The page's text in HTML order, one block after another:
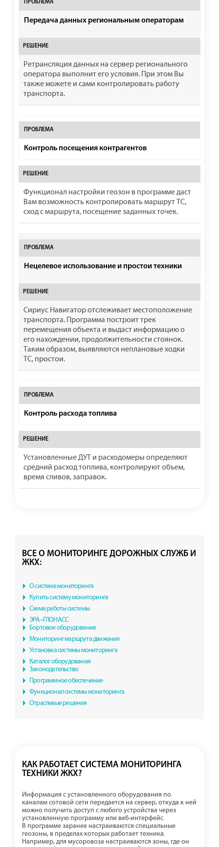
Передача данных региональным операторам
Ретрансляция данных на сервер регионального
оператора выполнит его условия. При этом Вы
также можете и сами контролировать работу
транспорта.
Контроль посещения контрагентов
Функционал настройки геозон в программе даст
Вам возможность контролировать маршрут ТС,
сход с маршрута, посещение заданных точек.
Нецелевое использование и простои техники
Сириус Навигатор отслеживает местоположение
транспорта. Программа построит трек
перемещения объекта и выдаст информацию о
его нахождении, продолжительности стоянок.
Таким образом, выявляются неплановые ходки
ТС, простои.
Контроль расхода топлива
Установленные ДУТ и расходомеры определяют
средний расход топлива, контролируют объем,
время сливов, заправок.
ВСЕ О МОНИТОРИНГЕ ДОРОЖНЫХ СЛУЖБ И
ЖКХ:
О системе мониторинга
Купить систему мониторинга
Схема работы системы
ЭРА–ГЛОНАСС
Бортовое оборудование
Мониторинг маршрута движения
Установка системы мониторинга
Каталог оборудования
Законодательство
Программное обеспечение
Функционал системы мониторинга
Отраслевые решения
КАК РАБОТАЕТ СИСТЕМА МОНИТОРИНГА
ТЕХНИКИ ЖКХ?
Информация с установленного оборудования по
каналам сотовой сети передается на сервер, откуда к ней
можно получить доступ с любого устройства через
установленную программу или веб-интерфейс.
В программе заранее настраиваются специальные
геозоны, в пределах которых работает техника.
Например, для мусоровоза настраиваются зоны, где он